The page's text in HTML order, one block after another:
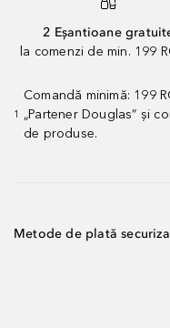
2 Eșantioane
la comenzi de min. 199
1
Comandă minimă: 199
„Partener Douglas” și
de produse.
Metode de plată